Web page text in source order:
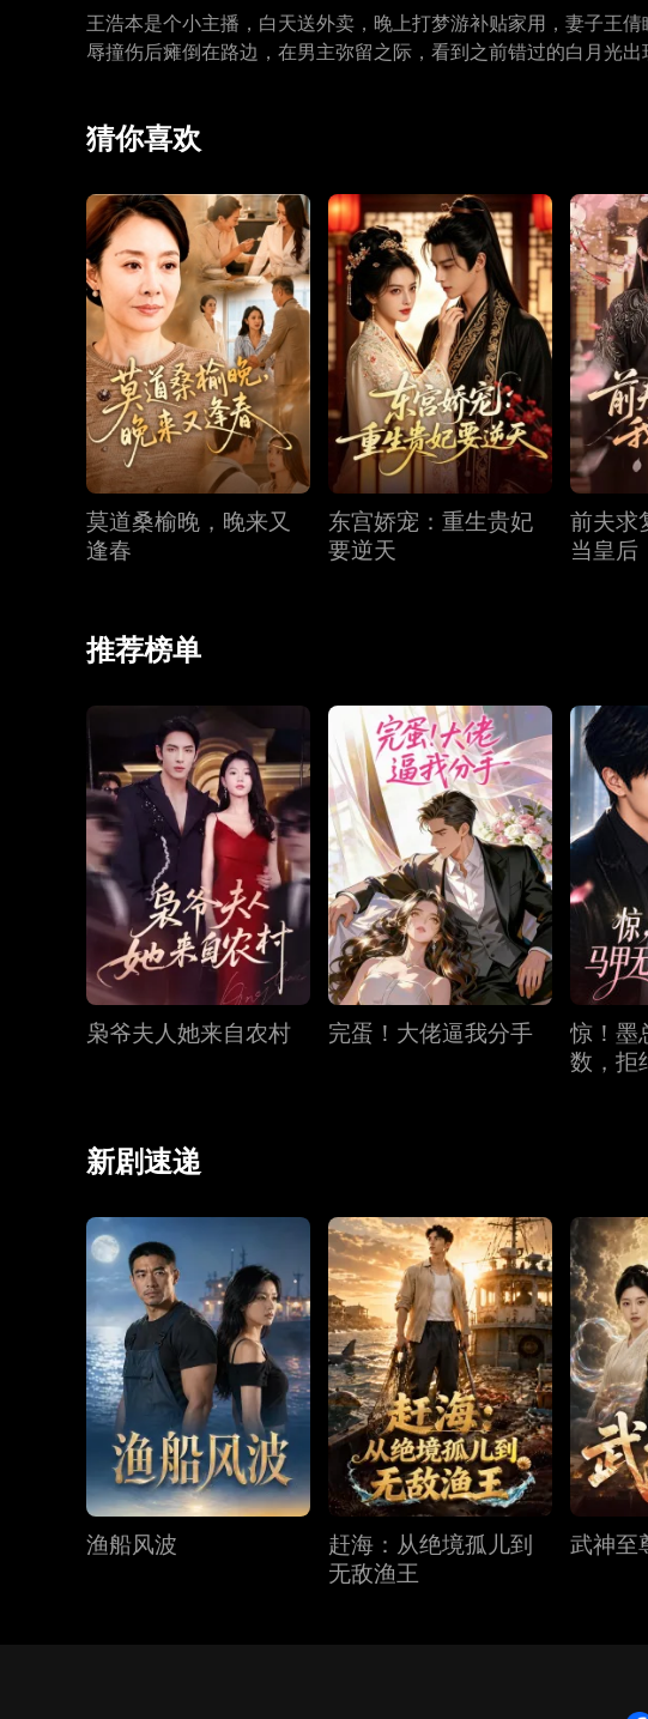
王浩本是个小主播，白天送外卖，晚上打梦游补贴家用，妻子王
辱撞伤后瘫倒在路边，在男主弥留之际，看到之前错过的白月光
猜你喜欢
莫道桑榆晚，晚来又
逢春
东宫娇宠：重生贵妃
要逆天
前夫求
当皇后
推荐榜单
枭爷夫人她来自农村 完蛋！大佬逼我分手
惊！墨
数，拒
新剧速递
渔船风波
赶海：从绝境孤儿到
无敌渔王
武神至